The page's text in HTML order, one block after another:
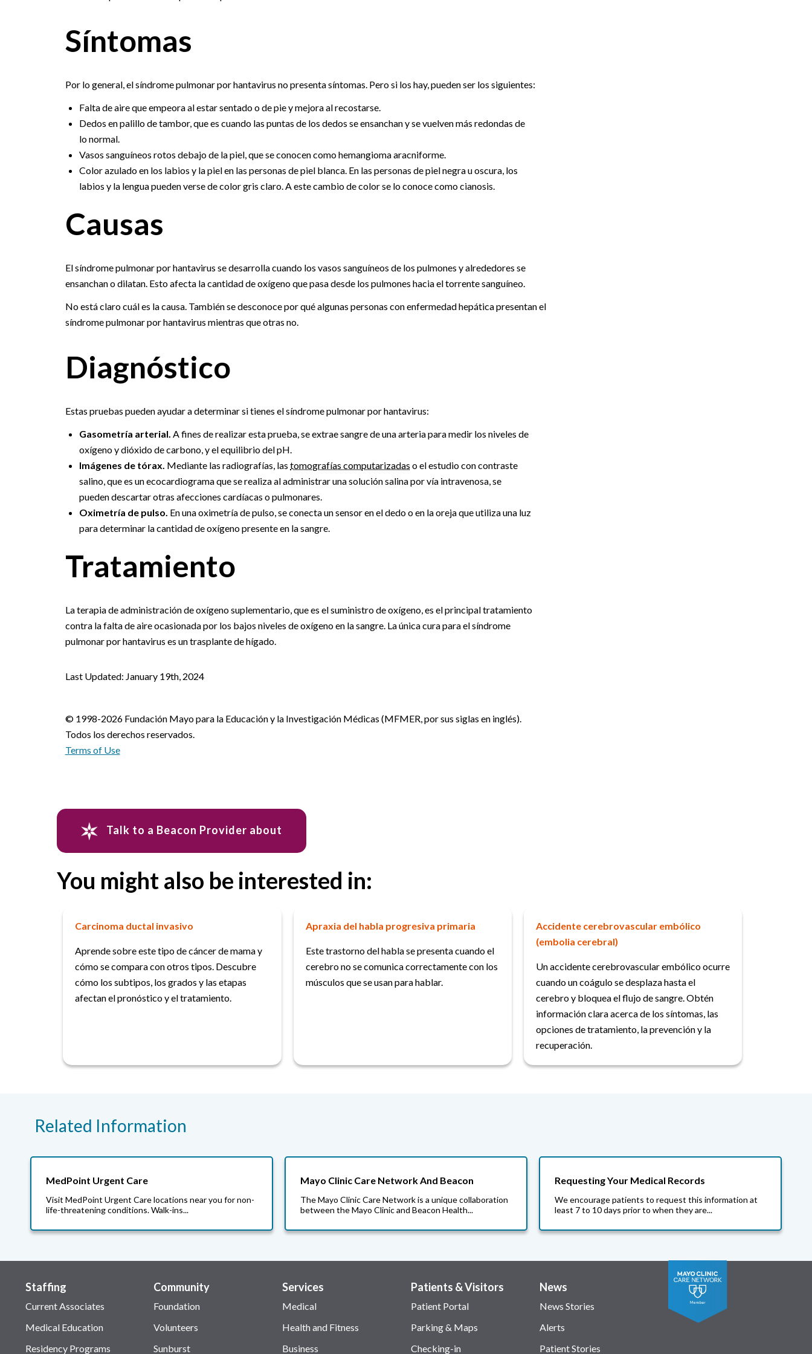
Síntomas
Por lo general, el síndrome pulmonar por hantavirus no presenta síntomas. Pero si los hay, pueden ser los siguientes:
Falta de aire que empeora al estar sentado o de pie y mejora al recostarse.
Dedos en palillo de tambor, que es cuando las puntas de los dedos se ensanchan y se vuelven más redondas de
lo normal.
Vasos sanguíneos rotos debajo de la piel, que se conocen como hemangioma aracniforme.
Color azulado en los labios y la piel en las personas de piel blanca. En las personas de piel negra u oscura, los
labios y la lengua pueden verse de color gris claro. A este cambio de color se lo conoce como cianosis.
Causas
El síndrome pulmonar por hantavirus se desarrolla cuando los vasos sanguíneos de los pulmones y alrededores se
ensanchan o dilatan. Esto afecta la cantidad de oxígeno que pasa desde los pulmones hacia el torrente sanguíneo.
No está claro cuál es la causa. También se desconoce por qué algunas personas con enfermedad hepática presentan el
síndrome pulmonar por hantavirus mientras que otras no.
Diagnóstico
Estas pruebas pueden ayudar a determinar si tienes el síndrome pulmonar por hantavirus:
Gasometría arterial. A fines de realizar esta prueba, se extrae sangre de una arteria para medir los niveles de
oxígeno y dióxido de carbono, y el equilibrio del pH.
Imágenes de tórax. Mediante las radiografías, lastomografías computarizadas o el estudio con contraste
salino, que es un ecocardiograma que se realiza al administrar una solución salina por vía intravenosa, se
pueden descartar otras afecciones cardíacas o pulmonares.
Oximetría de pulso. En una oximetría de pulso, se conecta un sensor en el dedo o en la oreja que utiliza una luz
para determinar la cantidad de oxígeno presente en la sangre.
Tratamiento
La terapia de administración de oxígeno suplementario, que es el suministro de oxígeno, es el principal tratamiento
contra la falta de aire ocasionada por los bajos niveles de oxígeno en la sangre. La única cura para el síndrome
pulmonar por hantavirus es un trasplante de hígado.
Last Updated: January 19th, 2024
© 1998-2026 Fundación Mayo para la Educación y la Investigación Médicas (MFMER, por sus siglas en inglés).
Todos los derechos reservados.
Terms of Use
Talk to a Beacon Provider about
You might also be interested in:
Carcinoma ductal invasivo
Aprende sobre este tipo de cáncer de mama y
cómo se compara con otros tipos. Descubre
cómo los subtipos, los grados y las etapas
afectan el pronóstico y el tratamiento.
Apraxia del habla progresiva primaria
Este trastorno del habla se presenta cuando el
cerebro no se comunica correctamente con los
músculos que se usan para hablar.
Accidente cerebrovascular embólico
(embolia cerebral)
Un accidente cerebrovascular embólico ocurre
cuando un coágulo se desplaza hasta el
cerebro y bloquea el flujo de sangre. Obtén
información clara acerca de los síntomas, las
opciones de tratamiento, la prevención y la
recuperación.
Related Information
MedPoint Urgent Care
Visit MedPoint Urgent Care locations near you for non-
life-threatening conditions. Walk-ins...
Mayo Clinic Care Network And Beacon
The Mayo Clinic Care Network is a unique collaboration
between the Mayo Clinic and Beacon Health...
Requesting Your Medical Records
We encourage patients to request this information at
least 7 to 10 days prior to when they are...
Staffing
Current Associates
Medical Education
Residency Programs
Community
Foundation
Volunteers
Sunburst
Services
Medical
Health and Fitness
Business
Patients & Visitors
Patient Portal
Parking & Maps
Checking-in
News
News Stories
Alerts
Patient Stories